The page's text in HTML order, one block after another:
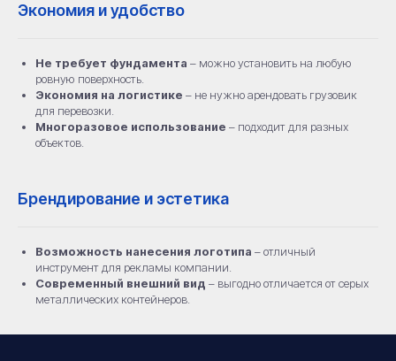
Экономия и удобство
Не требует фундамента – можно установить на любую
ровную поверхность.
Экономия на логистике – не нужно арендовать грузовик
для перевозки.
Многоразовое использование – подходит для разных
объектов.
Брендирование и эстетика
Возможность нанесения логотипа – отличный
инструмент для рекламы компании.
Современный внешний вид – выгодно отличается от серых
металлических контейнеров.
Комплектация